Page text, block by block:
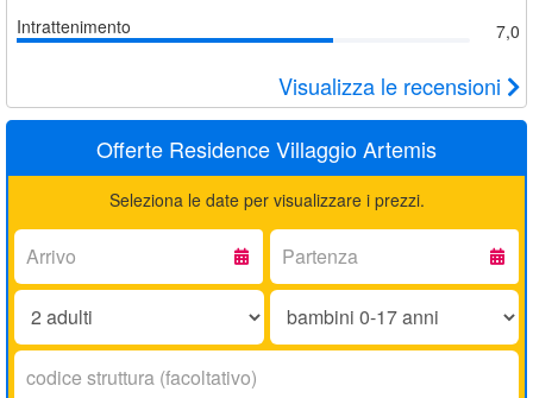
Intrattenimento
7,0
Visualizza le recensioni
Offerte Residence Villaggio Artemis
Seleziona le date per visualizzare i prezzi.
Arrivo:
Partenza:
Adulti:
Bambini
17
Codice
struttura: